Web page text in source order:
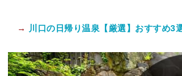
→ 川口の日帰り温泉【厳選】おすすめ3